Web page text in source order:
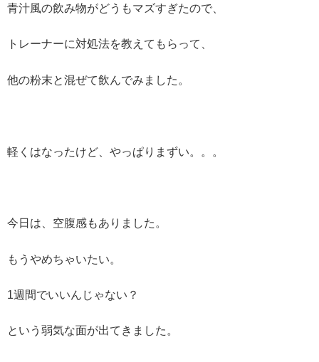
青汁風の飲み物がどうもマズすぎたので、
トレーナーに対処法を教えてもらって、
他の粉末と混ぜて飲んでみました。
軽くはなったけど、やっぱりまずい。。。
今日は、空腹感もありました。
もうやめちゃいたい。
1週間でいいんじゃない？
という弱気な面が出てきました。